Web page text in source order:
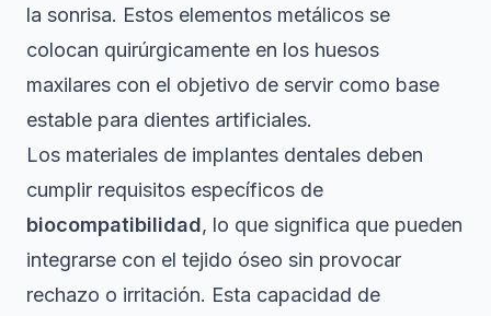
la sonrisa. Estos elementos metálicos se
colocan quirúrgicamente en los huesos
maxilares con el objetivo de servir como base
estable para dientes artificiales.
Los materiales de implantes dentales deben
cumplir requisitos específicos de
biocompatibilidad, lo que significa que pueden
integrarse con el tejido óseo sin provocar
rechazo o irritación. Esta capacidad de